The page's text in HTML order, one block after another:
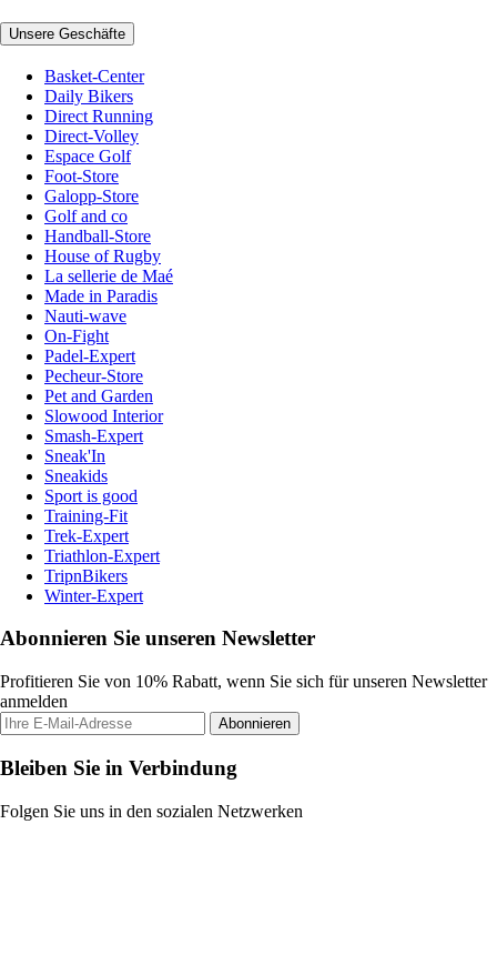
Unsere Geschäfte
Basket-Center
Daily Bikers
Direct Running
Direct-Volley
Espace Golf
Foot-Store
Galopp-Store
Golf and co
Handball-Store
House of Rugby
La sellerie de Maé
Made in Paradis
Nauti-wave
On-Fight
Padel-Expert
Pecheur-Store
Pet and Garden
Slowood Interior
Smash-Expert
Sneak'In
Sneakids
Sport is good
Training-Fit
Trek-Expert
Triathlon-Expert
TripnBikers
Winter-Expert
Abonnieren Sie unseren Newsletter
Profitieren Sie von 10% Rabatt, wenn Sie sich für unseren Newsletter
anmelden
Abonnieren
Bleiben Sie in Verbindung
Folgen Sie uns in den sozialen Netzwerken